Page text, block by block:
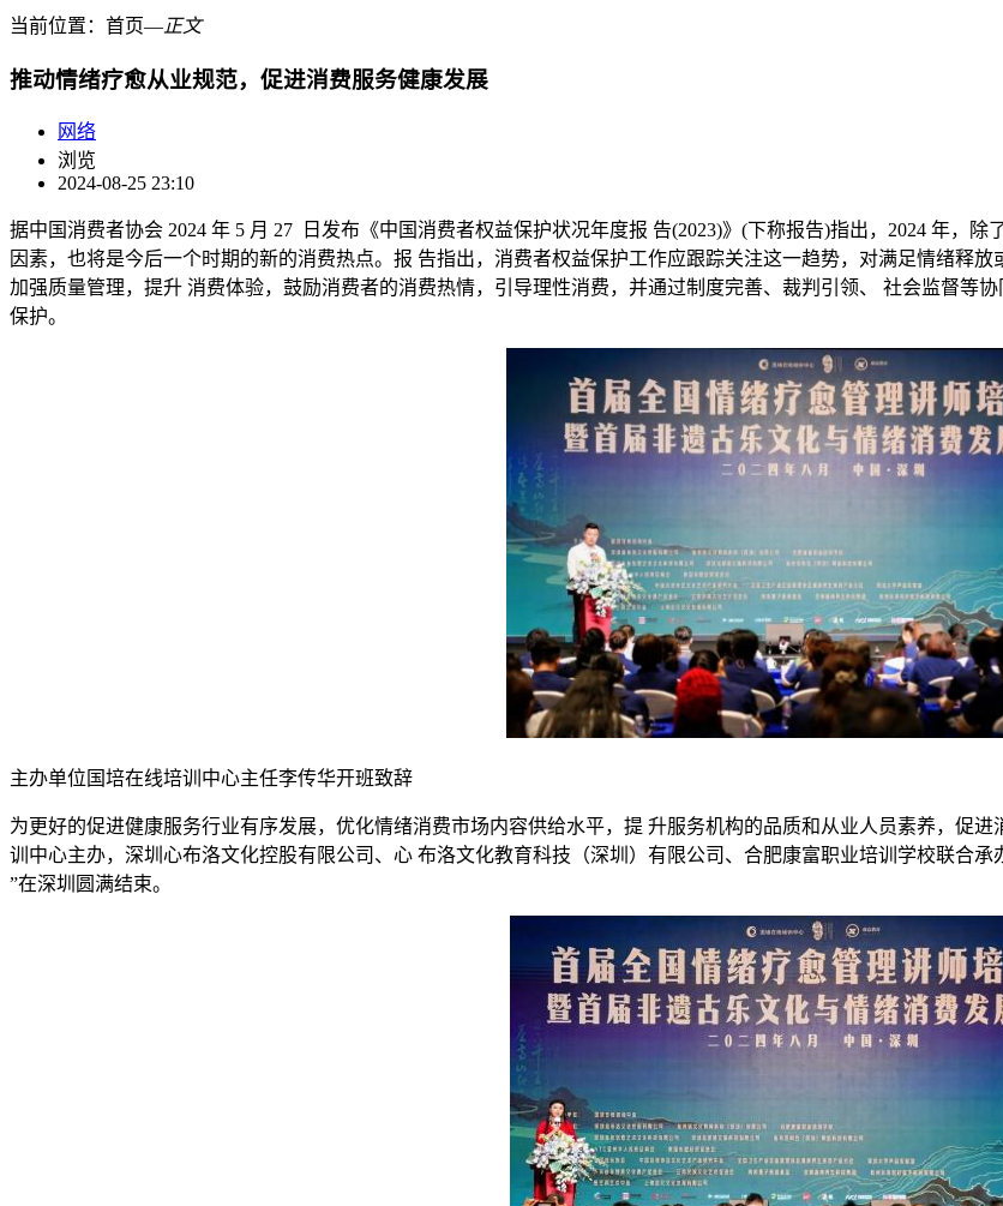
当前位置： 首页―正文
推动情绪疗愈从业规范，促进消费服务健康发展
网络
浏览
2024-08-25 23:10
据中国消费者协会 2024 年 5 月 27 日发布《中国消费者权益保护状况年度报 告(2023)》(下称报告)指出，2024 年，
因素，也将是今后一个时期的新的消费热点。报 告指出，消费者权益保护工作应跟踪关注这一趋势，对满足情绪释
加强质量管理，提升 消费体验，鼓励消费者的消费热情，引导理性消费，并通过制度完善、裁判引领、 社会监督等
保护。
主办单位国培在线培训中心主任李传华开班致辞
为更好的促进健康服务行业有序发展，优化情绪消费市场内容供给水平，提 升服务机构的品质和从业人员素养，促
训中心主办，深圳心布洛文化控股有限公司、心 布洛文化教育科技（深圳）有限公司、合肥康富职业培训学校联合
”在深圳圆满结束。